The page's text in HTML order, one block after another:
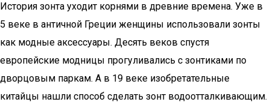
История зонта уходит корнями в древние времена. Уже в
5 веке в античной Греции женщины использовали зонты
как модные аксессуары. Десять веков спустя
европейские модницы прогуливались с зонтиками по
дворцовым паркам. А в 19 веке изобретательные
китайцы нашли способ сделать зонт водоотталкивающим.